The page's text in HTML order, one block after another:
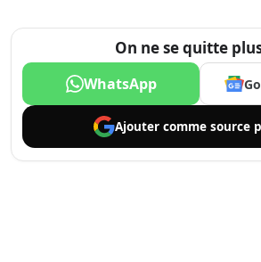
On ne se quitte
WhatsApp
Ajouter comme source